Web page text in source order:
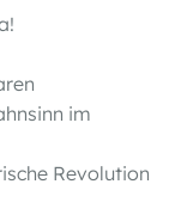
im
Revolution